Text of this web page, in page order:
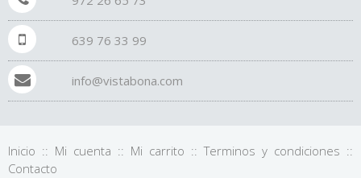
639 76 33 99
info@vistabona.com
Inicio :: Mi cuenta :: Mi carrito ::Terminos y condiciones ::
Contacto